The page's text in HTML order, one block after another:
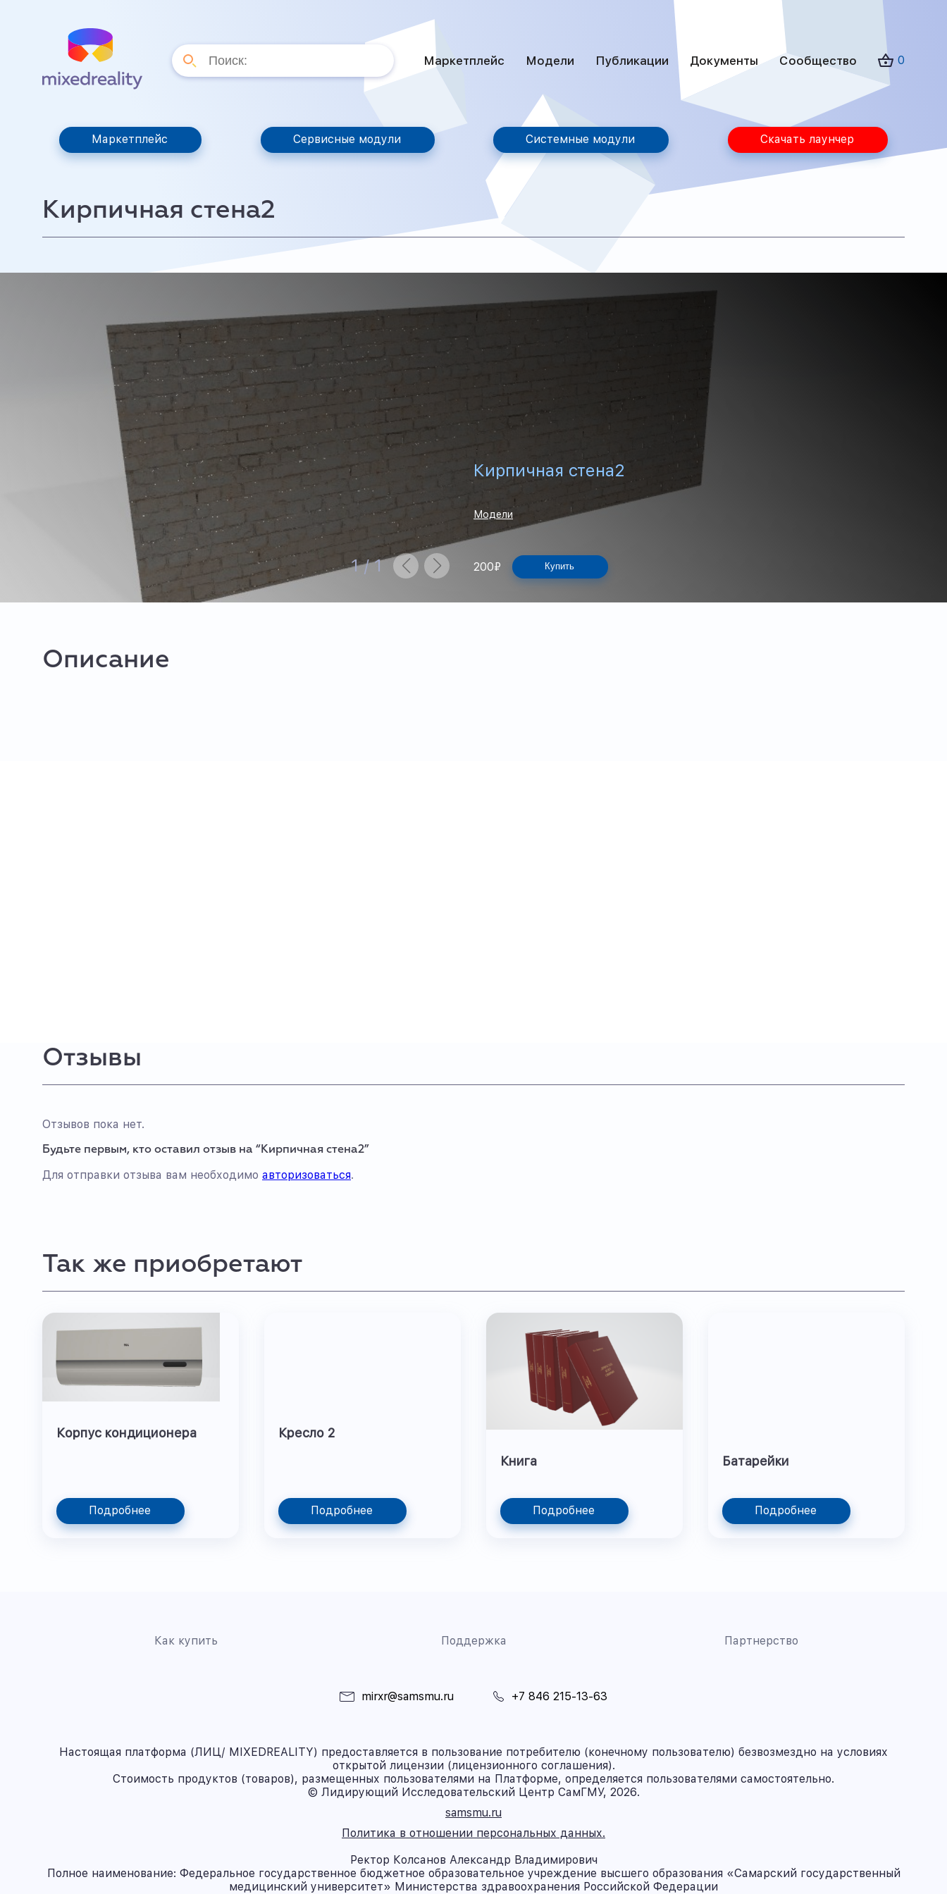
Маркетплейс Модели Публикации Документы Сообщество 0
Маркетплейс Сервисные модули Системные модули Скачать лаунчер
Кирпичная стена2
1/1
Кирпичная стена2
Модели
200₽ Купить
Описание
Отзывы
Отзывов пока нет.
Будьте первым, кто оставил отзыв на “Кирпичная стена2”
Для отправки отзыва вам необходимо авторизоваться.
Так же приобретают
Корпус кондиционера
Подробнее
Кресло 2
Подробнее
Книга
Подробнее
Батарейки
Подробнее
Как купить Поддержка Партнерство
mirxr@samsmu.ru +7 846 215-13-63
Настоящая платформа (ЛИЦ/ MIXEDREALITY) предоставляется в пользование потребителю (конечному пользователю) безвозмездно на условиях
открытой лицензии (лицензионного соглашения).
Стоимость продуктов (товаров), размещенных пользователями на Платформе, определяется пользователями самостоятельно.
© Лидирующий Исследовательский Центр СамГМУ, 2026.
samsmu.ru
Политика в отношении персональных данных.
Ректор Колсанов Александр Владимирович
Полное наименование: Федеральное государственное бюджетное образовательное учреждение высшего образования «Самарский государственный
медицинский университет» Министерства здравоохранения Российской Федерации